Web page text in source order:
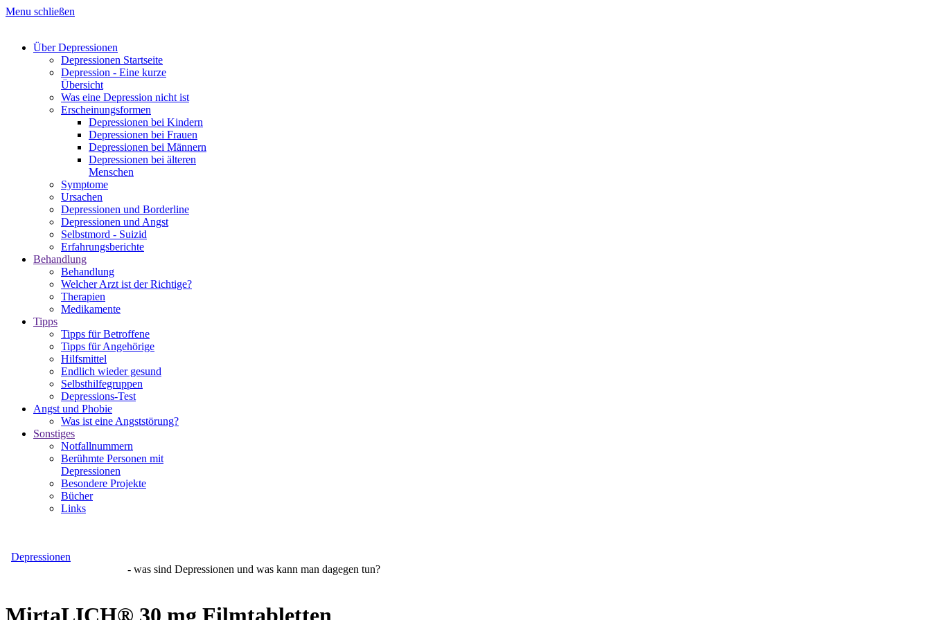
Menu schließen
Über Depressionen
Depressionen Startseite
Depression - Eine kurze
Übersicht
Was eine Depression nicht ist
Erscheinungsformen
Depressionen bei Kindern
Depressionen bei Frauen
Depressionen bei Männern
Depressionen bei älteren
Menschen
Symptome
Ursachen
Depressionen und Borderline
Depressionen und Angst
Selbstmord - Suizid
Erfahrungsberichte
Behandlung
Behandlung
Welcher Arzt ist der Richtige?
Therapien
Medikamente
Tipps
Tipps für Betroffene
Tipps für Angehörige
Hilfsmittel
Endlich wieder gesund
Selbsthilfegruppen
Depressions-Test
Angst und Phobie
Was ist eine Angststörung?
Sonstiges
Notfallnummern
Berühmte Personen mit
Depressionen
Besondere Projekte
Bücher
Links
Depressionen
- was sind Depressionen und was kann man dagegen tun?